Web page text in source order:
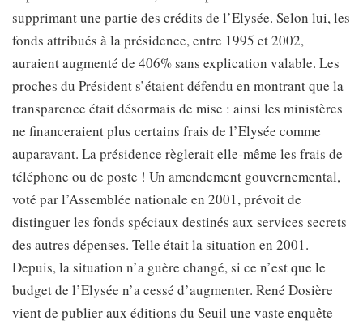
supprimant une partie des crédits de l’Elysée. Selon lui, les
fonds attribués à la présidence, entre 1995 et 2002,
auraient augmenté de 406% sans explication valable. Les
proches du Président s’étaient défendu en montrant que la
transparence était désormais de mise : ainsi les ministères
ne financeraient plus certains frais de l’Elysée comme
auparavant. La présidence règlerait elle-même les frais de
téléphone ou de poste ! Un amendement gouvernemental,
voté par l’Assemblée nationale en 2001, prévoit de
distinguer les fonds spéciaux destinés aux services secrets
des autres dépenses. Telle était la situation en 2001.
Depuis, la situation n’a guère changé, si ce n’est que le
budget de l’Elysée n’a cessé d’augmenter. René Dosière
vient de publier aux éditions du Seuil une vaste enquête